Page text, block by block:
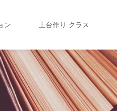
ン 土台作り.クラス